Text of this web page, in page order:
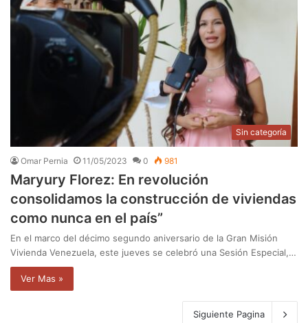
Sin categoría
Omar Pernia 11/05/2023 0 981
Maryury Florez: En revolución
consolidamos la construcción de viviendas
como nunca en el país”
En el marco del décimo segundo aniversario de la Gran Misión
Vivienda Venezuela, este jueves se celebró una Sesión Especial,…
Ver Mas »
Siguiente Pagina